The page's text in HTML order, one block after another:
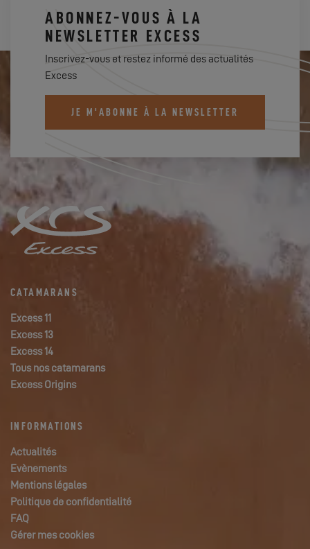
ABONNEZ-VOUS À LA
NEWSLETTER EXCESS
Inscrivez-vous et restez informé des actualités
Excess
JE M'ABONNE À LA NEWSLETTER
CATAMARANS
Excess 11
Excess 13
Excess 14
Tous nos catamarans
Excess Origins
INFORMATIONS
Actualités
Evènements
Mentions légales
Politique de confidentialité
FAQ
Gérer mes cookies